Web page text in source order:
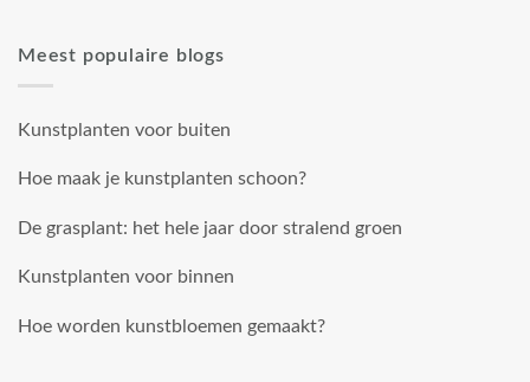
Meest populaire blogs
Kunstplanten voor buiten
Hoe maak je kunstplanten schoon?
De grasplant: het hele jaar door stralend groen
Kunstplanten voor binnen
Hoe worden kunstbloemen gemaakt?